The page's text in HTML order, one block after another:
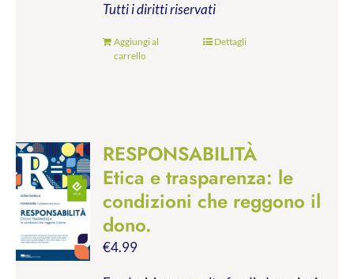
Tutti i diritti riservati
Aggiungi al
carrello
Dettagli
RESPONSABILITÀ
Etica e trasparenza: le
condizioni che reggono il
dono.
€4.99